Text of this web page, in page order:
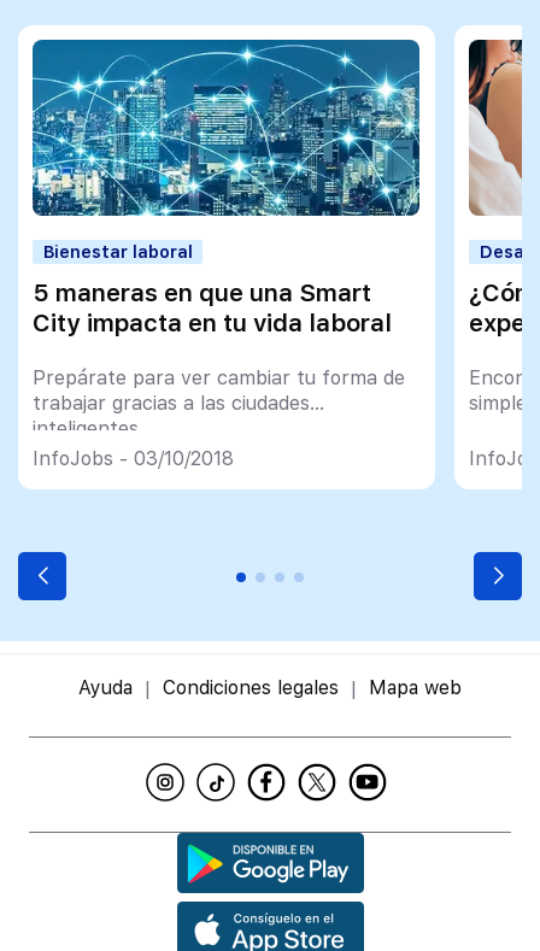
Bienestar laboral
5 maneras en que una Smart
City impacta en tu vida laboral
Prepárate para ver cambiar tu forma de
trabajar gracias a las ciudades
inteligentes
InfoJobs - 03/10/2018
simple
Ayuda Condiciones legales Mapa web